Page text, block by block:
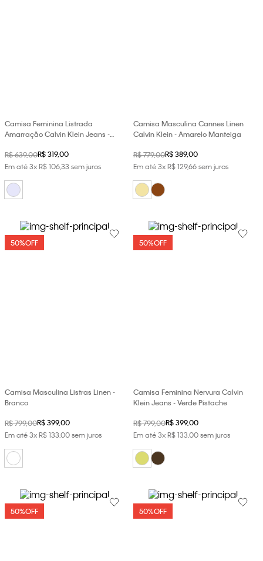
Camisa Feminina Listrada
Amarração Calvin Klein Jeans -
R$639,00R$319,00
Em até3xR$10633 sem juros
Camisa Masculina Cannes Linen
Calvin Klein - Amarelo Manteiga
R$779,00R$389,00
Em até3xR$129,66sem juros
50%OFF
Camisa Masculina Listras Linen -
Branco
R$799,00R$399,00
Em até3xR$13300sem juros
50%OFF
Camisa Feminina Nervura Calvin
Klein Jeans - Verde Pistache
R$799,00R$399,00
Em até3xR$13300sem juros
50%OFF 50%OFF